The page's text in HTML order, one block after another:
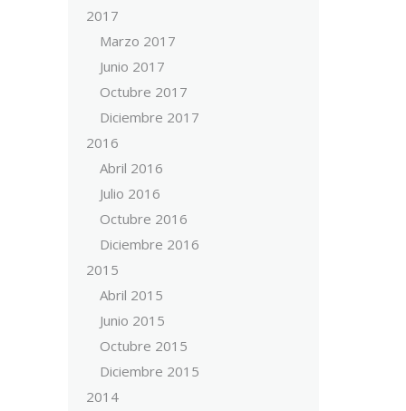
2017
Marzo 2017
Junio 2017
Octubre 2017
Diciembre 2017
2016
Abril 2016
Julio 2016
Octubre 2016
Diciembre 2016
2015
Abril 2015
Junio 2015
Octubre 2015
Diciembre 2015
2014